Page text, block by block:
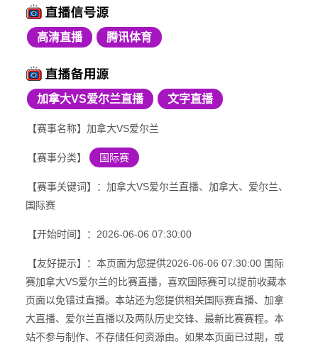
高清直播 腾讯体育
加拿大VS爱尔兰直播 文字直播
【赛事名称】加拿大VS爱尔兰
【赛事分类】 国际赛
【赛事关键词】：加拿大VS爱尔兰直播、加拿大、爱尔兰、
国际赛
【开始时间】：2026-06-06 07:30:00
【友好提示】：本页面为您提供2026-06-06 07:30:00 国际
赛加拿大VS爱尔兰的比赛直播，喜欢国际赛可以提前收藏本
页面以免错过直播。本站还为您提供相关国际赛直播、加拿
大直播、爱尔兰直播以及两队历史交锋、最新比赛赛程。本
站不参与制作、不存储任何资源由。如果本页面已过期，或